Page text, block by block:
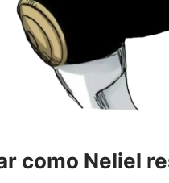
como Neliel